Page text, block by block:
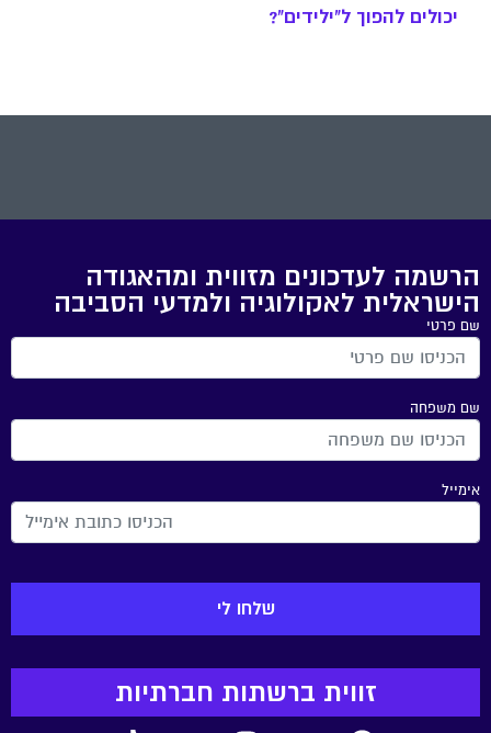
יכולים להפוך ל"ילידים"?
הרשמה לעדכונים מזווית ומהאגודה
הישראלית לאקולוגיה ולמדעי הסביבה
שם פרטי
שם משפחה
אימייל
זווית ברשתות חברתיות